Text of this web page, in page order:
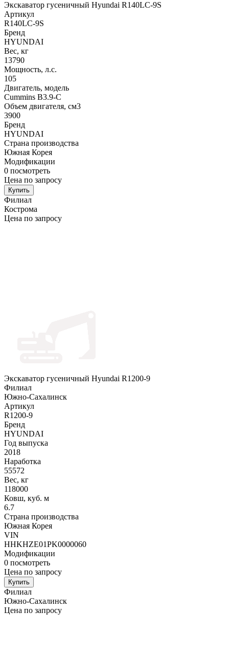
Экскаватор гусеничный Hyundai R140LC-9S
Артикул
R140LC-9S
Бренд
HYUNDAI
Вес, кг
13790
Мощность, л.с.
105
Двигатель, модель
Cummins B3.9-C
Объем двигателя, см3
3900
Бренд
HYUNDAI
Страна производства
Южная Корея
Модификации
0 посмотреть
Цена по запросу
Купить
Филиал
Кострома
Цена по запросу
Экскаватор гусеничный Hyundai R1200-9
Филиал
Южно-Сахалинск
Артикул
R1200-9
Бренд
HYUNDAI
Год выпуска
2018
Наработка
55572
Вес, кг
118000
Ковш, куб. м
6.7
Страна производства
Южная Корея
VIN
HHKHZE01PK0000060
Модификации
0 посмотреть
Цена по запросу
Купить
Филиал
Южно-Сахалинск
Цена по запросу